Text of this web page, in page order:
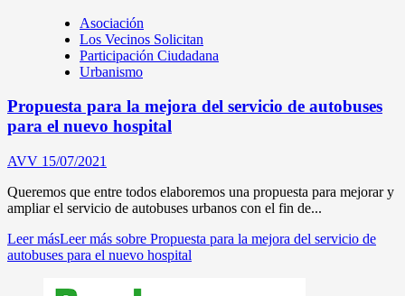
Asociación
Los Vecinos Solicitan
Participación Ciudadana
Urbanismo
Propuesta para la mejora del servicio de autobuses
para el nuevo hospital
AVV 15/07/2021
Queremos que entre todos elaboremos una propuesta para mejorar y
ampliar el servicio de autobuses urbanos con el fin de...
Leer másLeer más sobre Propuesta para la mejora del servicio de
autobuses para el nuevo hospital